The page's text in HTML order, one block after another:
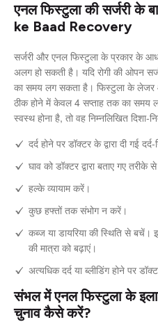
एनल फिस्टुला की सर्जरी के
ke Baad Recovery
सर्जरी और एनल फिस्टुला के प्रकार के
अलग हो सकती है। यदि रोगी की ओपन
का समय लग सकता है। फिस्टुला के लेजर
ठीक होने में केवल 4 सप्ताह तक का समय
स्वस्थ होना है, तो वह निम्नलिखित
दर्द होने पर डॉक्टर के द्वारा दी गई
घाव को डॉक्टर द्वारा बताए गए
हल्के व्यायाम करें।
कुछ हफ्तों तक संभोग न करें।
कब्ज या डायरिया की स्थिति से
की मात्रा को बढ़ाएं।
अत्यधिक दर्द या ब्लीडिंग होने पर
संभल में एनल फिस्टुला के
चुनाव कैसे करें?